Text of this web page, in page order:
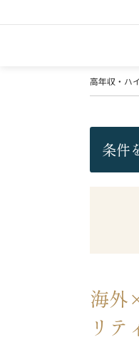
高年収・ハ
条件
海外
リテ